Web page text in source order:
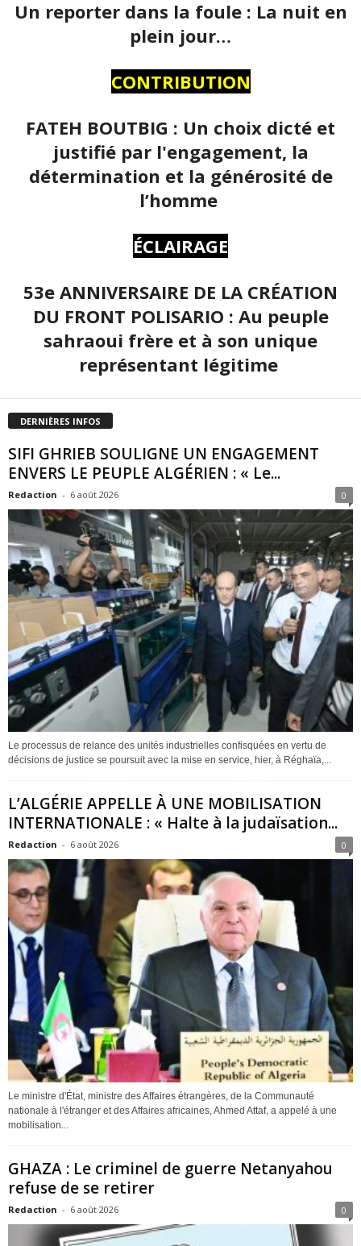
Un reporter dans la foule : La nuit en
plein jour…
CONTRIBUTION
FATEH BOUTBIG : Un choix dicté et
justifié par l'engagement, la
détermination et la générosité de
l’homme
ÉCLAIRAGE
53e ANNIVERSAIRE DE LA CRÉATION
DU FRONT POLISARIO : Au peuple
sahraoui frère et à son unique
représentant légitime
DERNIÈRES INFOS
SIFI GHRIEB SOULIGNE UN ENGAGEMENT
ENVERS LE PEUPLE ALGÉRIEN : « Le...
Redaction - 6 août 2026 0
Le processus de relance des unités industrielles confisquées en vertu de
décisions de justice se poursuit avec la mise en service, hier, à Réghaïa,...
L’ALGÉRIE APPELLE À UNE MOBILISATION
INTERNATIONALE : « Halte à la judaïsation...
Redaction - 6 août 2026 0
Le ministre d'État, ministre des Affaires étrangères, de la Communauté
nationale à l'étranger et des Affaires africaines, Ahmed Attaf, a appelé à une
mobilisation...
GHAZA : Le criminel de guerre Netanyahou
refuse de se retirer
Redaction - 6 août 2026 0